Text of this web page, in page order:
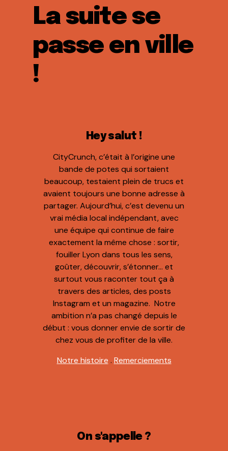
La suite se
passe en ville
!
Hey salut !
CityCrunch, c’était à l’origine une
bande de potes qui sortaient
beaucoup, testaient plein de trucs et
avaient toujours une bonne adresse à
partager. Aujourd’hui, c’est devenu un
vrai média local indépendant, avec
une équipe qui continue de faire
exactement la même chose : sortir,
fouiller Lyon dans tous les sens,
goûter, découvrir, s’étonner… et
surtout vous raconter tout ça à
travers des articles, des posts
Instagram et un magazine. Notre
ambition n’a pas changé depuis le
début : vous donner envie de sortir de
chez vous de profiter de la ville.
Notre histoire . Remerciements
On s'appelle ?